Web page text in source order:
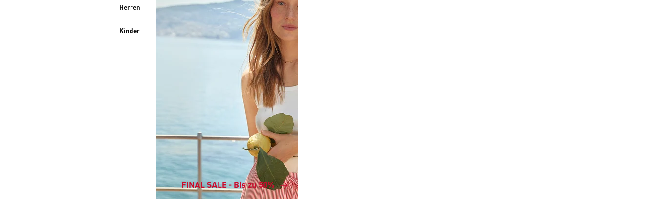
Herren
Kinder
FINAL SALE - Bis zu 50%